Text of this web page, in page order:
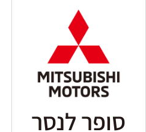
סופר לנסר